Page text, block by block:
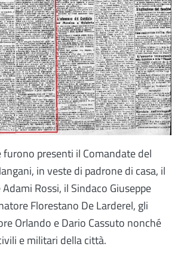
furono presenti il Comandate del
in veste di padrone di casa, il
Rossi, il Sindaco Giuseppe
Florestano De Larderel, gli
Orlando e Dario Cassuto nonché
e militari della città.